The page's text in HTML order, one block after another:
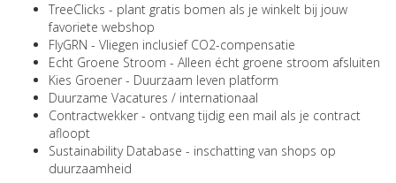
TreeClicks - plant gratis bomen als je winkelt bij jouw
favoriete webshop
FlyGRN - Vliegen inclusief CO2-compensatie
Echt Groene Stroom - Alleen écht groene stroom afsluiten
Kies Groener - Duurzaam leven platform
Duurzame Vacatures / internationaal
Contractwekker - ontvang tijdig een mail als je contract
afloopt
Sustainability Database - inschatting van shops op
duurzaamheid